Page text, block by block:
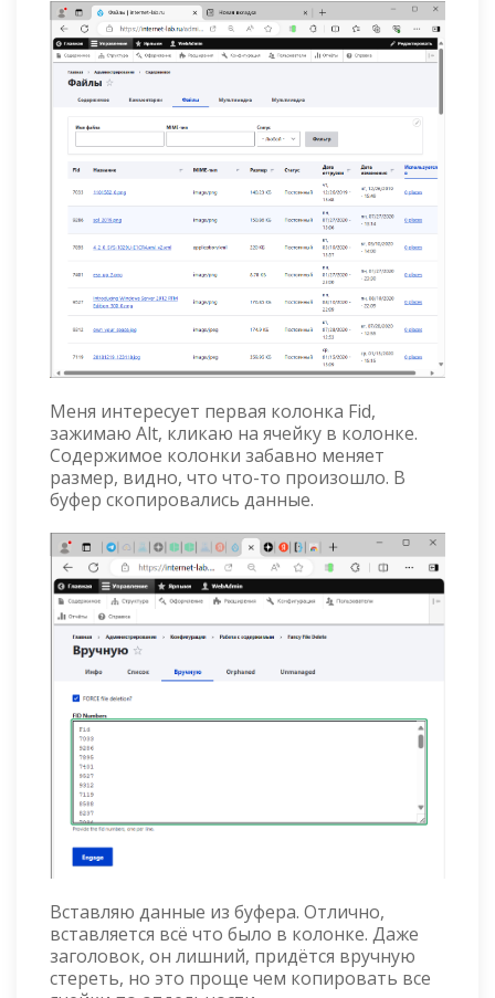
Меня интересует первая колонка Fid,
зажимаю Alt, кликаю на ячейку в колонке.
Содержимое колонки забавно меняет
размер, видно, что что-то произошло. В
буфер скопировались данные.
Вставляю данные из буфера. Отлично,
вставляется всё что было в колонке. Даже
заголовок, он лишний, придётся вручную
стереть, но это проще чем копировать все